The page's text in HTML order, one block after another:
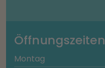
Öffnungszeiten
Montag